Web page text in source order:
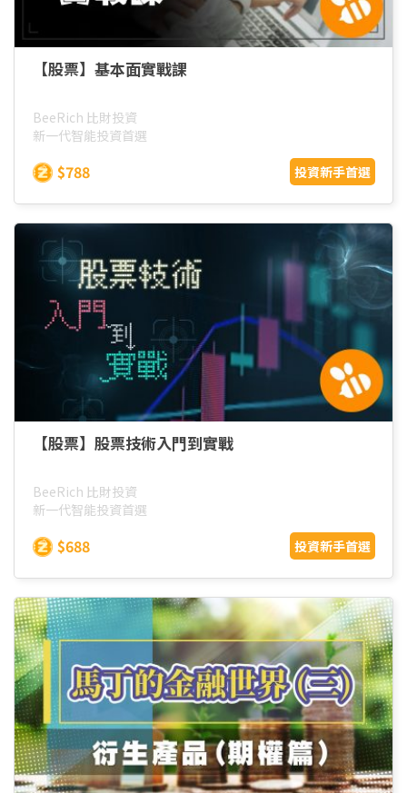
【股票】基本面實戰課
BeeRich 比財投資
新一代智能投資首選
$788 投資新手首選
【股票】股票技術入門到實戰
BeeRich 比財投資
新一代智能投資首選
$688 投資新手首選